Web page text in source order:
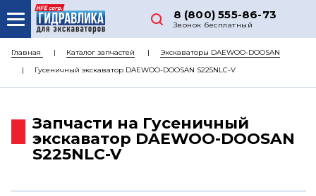
8 (800) 555-86-73
Звонок бесплатный
О НАС
КАТАЛОГ ЗАПЧАСТЕЙ
ДОСТАВКА
Главная Каталог запчастей
Экскаваторы DAEWOO-DOOSAN
Гусеничный экскаватор DAEWOO-DOOSAN S225NLC-V
Запчасти на Гусеничный
экскаватор DAEWOO-DOOSAN
S225NLC-V